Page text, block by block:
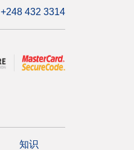
+248 432 3314
知识